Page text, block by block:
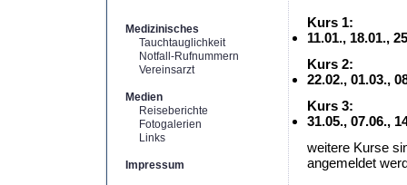
Medizinisches
Tauchtauglichkeit
Notfall-Rufnummern
Vereinsarzt
Medien
Reiseberichte
Fotogalerien
Links
Impressum
Kurs 1:
11.01., 18.01.,
Kurs 2:
22.02., 01.03.,
Kurs 3:
31.05., 07.06.,
weitere Kurse
angemeldet